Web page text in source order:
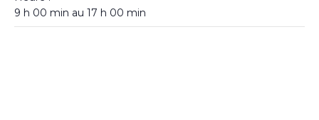
9 h 00 min au 17 h 00 min